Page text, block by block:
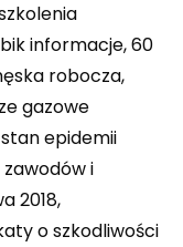
informacje, 60
robocza,
gazowe
epidemii
zawodów i
2018,
o szkodliwości